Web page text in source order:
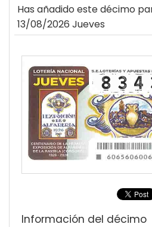
Has añadido este décimo
13/08/2026 Jueves
Información del décimo